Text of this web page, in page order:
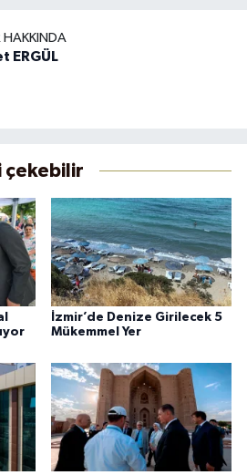
HAKKINDA
ERGÜL
çekebilir
İzmir’de Denize Girilecek 5
Mükemmel Yer